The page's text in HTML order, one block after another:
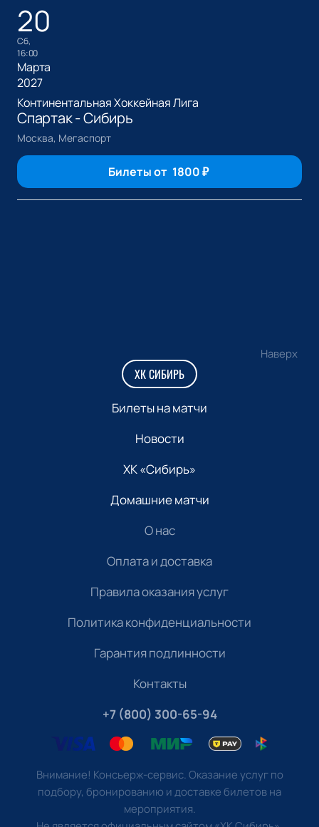
20
сб,
16:00
Марта
2027
Континентальная Хоккейная Лига
Спартак - Сибирь
Москва, Мегаспорт
Билеты от 1800₽
Наверх
ХК СИБИРЬ
Билеты на матчи
Новости
ХК «Сибирь»
Домашние матчи
О нас
Оплата и доставка
Правила оказания услуг
Политика конфиденциальности
Гарантия подлинности
Контакты
+7 (800) 300-65-94
Внимание! Консьерж-сервис. Оказание услуг по
подбору, бронированию и доставке билетов на
мероприятия.